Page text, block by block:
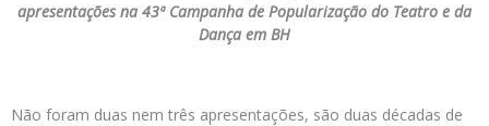
apresentações na 43ª Campanha de Popularização do Teatro e da
Dança em BH
Não foram duas nem três apresentações, são duas décadas de